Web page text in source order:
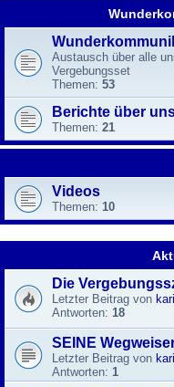
Austausch über alle
Vergebungsset
Themen: 53
Berichte über
Themen: 21
Videos
Themen: 10
Die
Letzter Beitrag von
Antworten: 18
SEINE
Letzter Beitrag von
Antworten: 1